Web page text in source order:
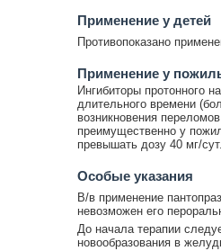
Применение у детей
Противопоказано
Применение у
Ингибиторы протонного
длительного времени
возникновения
преимущественно у
превышать дозу 40 мг/сут.
Особые указания
В/в применение
невозможен его
До начала терапии
новообразования в